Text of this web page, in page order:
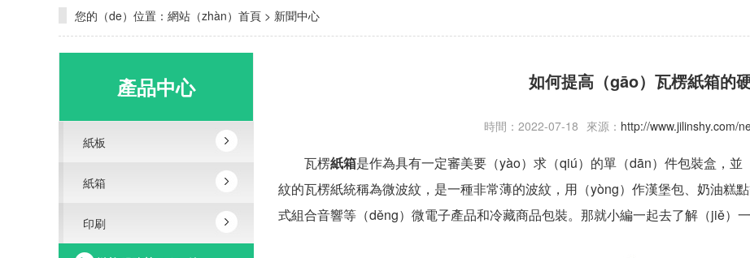
您的（de）位置： 網站（zhàn）首頁 > 新聞中心
產品中心
紙板
紙箱
印刷
如何提高（gāo）瓦楞紙箱的
時間：2022-07-18 來源： http://www.jilinshy.com/
瓦楞紙箱是作為具有一定審美要（yào）求（qiú）的單（dān）件包裝盒，
紋的瓦楞紙統稱為微波紋，是一種非常薄的波紋，用（yòng）作漢堡包、奶油糕
式組合音響等（děng）微電子產品和冷藏商品包裝。那就小編一起去了解（jiě）